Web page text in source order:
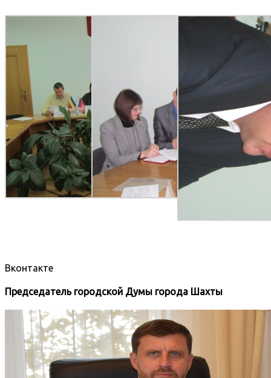
Вконтакте
Председатель городской Думы города Шахты